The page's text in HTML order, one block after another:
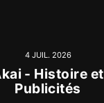
4 JUIL. 2026
- Histoire et
Publicités